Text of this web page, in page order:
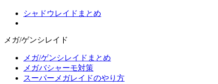
シャドウレイドまとめ
メガ/ゲンシレイド
メガ/ゲンシレイドまとめ
メガバシャーモ対策
スーパーメガレイドのやり方